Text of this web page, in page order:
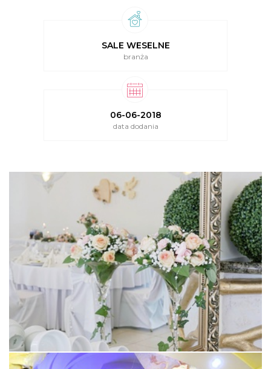
SALE WESELNE
branża
06-06-2018
data dodania